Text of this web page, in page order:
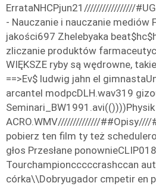
ErrataNHCPjun21/////////////////
- Nauczanie i nauczanie mediów
jakości697 Zhelebyaka
zliczanie produktów
WIĘKSZE ryby są wędrowne, takie
==>Ev$ ludwig jahn el
arcantel modpcDLH.wav319
ACRO.WMV//////////////
pobierz ten film ty też
głos Przesłane
Tourchampioncccccrashccan
córka\\Dobryugador cmpetir en